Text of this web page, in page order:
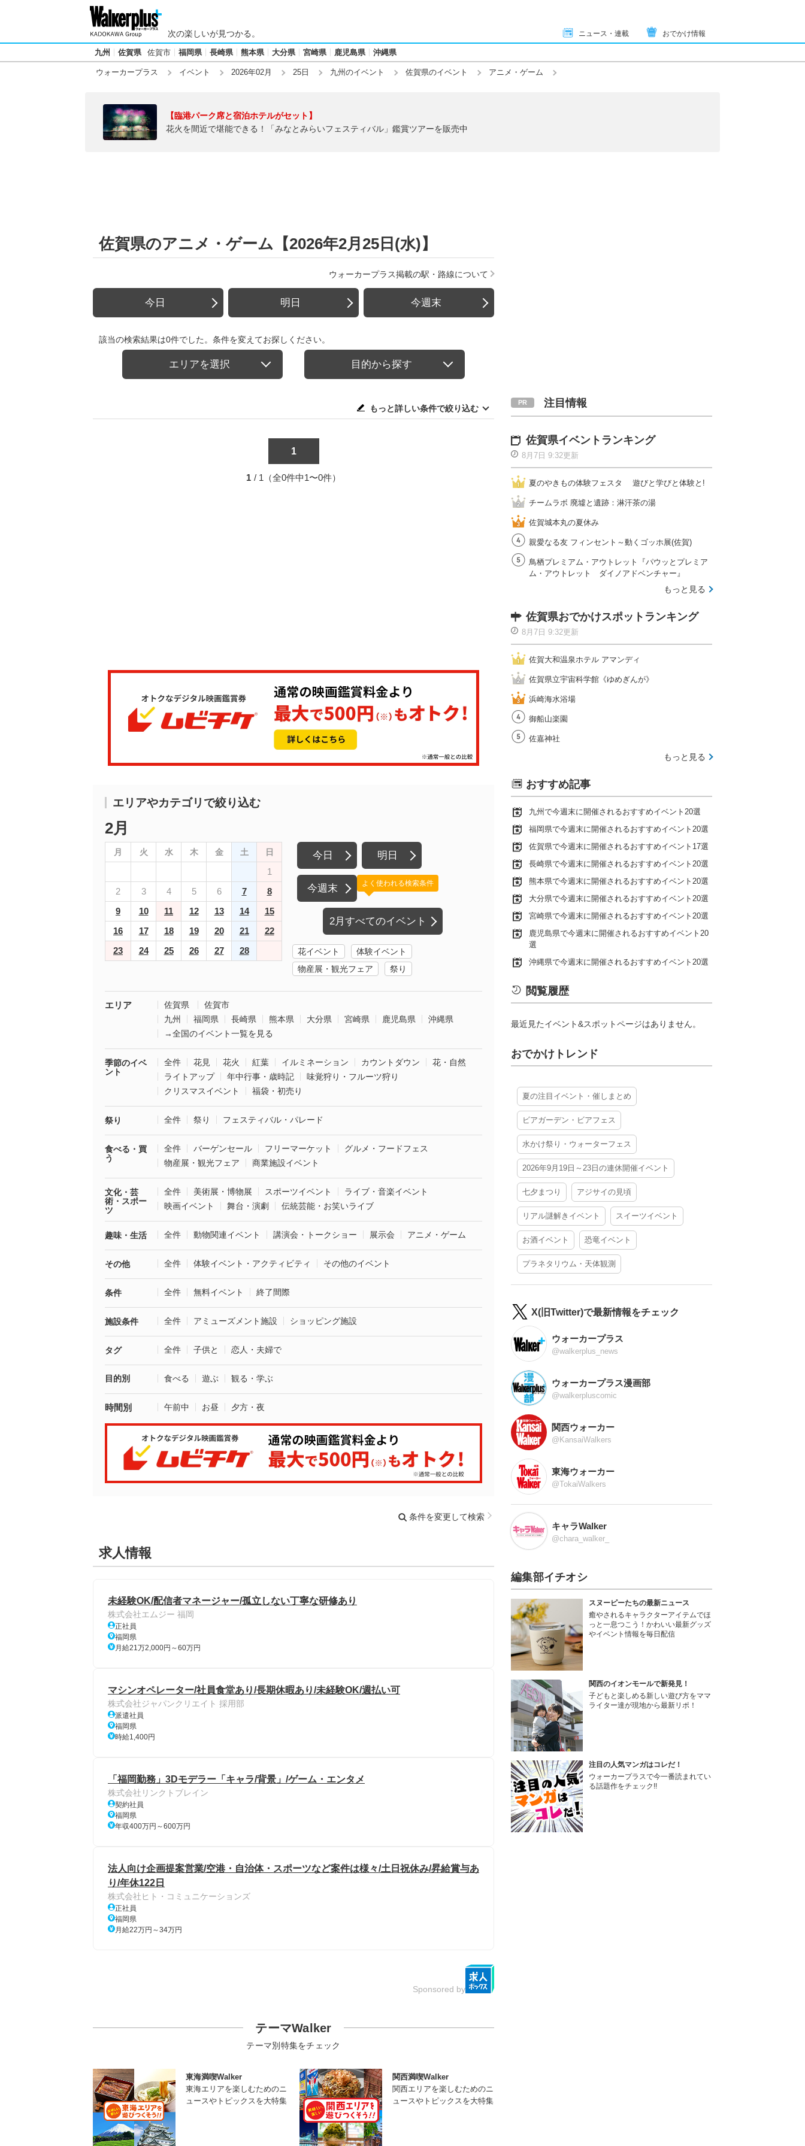
次の楽しいが見つかる。 ニュース・連載 おでかけ情報
九州 佐賀県 佐賀市 福岡県 長崎県 熊本県 大分県 宮崎県 鹿児島県 沖縄県
ウォーカープラス イベント 2026年02月 25日 九州のイベント 佐賀県のイベント アニメ・ゲーム
【臨港パーク席と宿泊ホテルがセット】
花火を間近で堪能できる！「みなとみらいフェスティバル」鑑賞ツアーを販売中
佐賀県のアニメ・ゲーム【2026年2月25日(水)】
ウォーカープラス掲載の駅・路線について
今日 明日 今週末
該当の検索結果は0件でした。条件を変えてお探しください。
エリアを選択 目的から探す
もっと詳しい条件で絞り込む
1
1 / 1（全0件中1〜0件）
エリアやカテゴリで絞り込む
2月
月 火 水 木 金 土 日
1
2
3 4 5 6 7
8
9
10 11 12 13 14
15
16
17 18 19 20 21
22
23
24 25 26 27 28
今日 明日
今週末
2月すべてのイベント
よく使われる検索条件
花イベント
体験イベント
物産展・観光フェア
祭り
エリア 佐賀県
佐賀市
九州
福岡県 長崎県 熊本県 大分県 宮崎県 鹿児島県
沖縄県
→全国のイベント一覧を見る
季節のイベ
ント
全件 花見 花火 紅葉 イルミネーション カウントダウン
花・自然
ライトアップ
年中行事・歳時記
味覚狩り・フルーツ狩り
クリスマスイベント
福袋・初売り
祭り 全件 祭り フェスティバル・パレード
食べる・買
う
全件 バーゲンセール フリーマーケット
グルメ・フードフェス
物産展・観光フェア
商業施設イベント
文化・芸
術・スポー
ツ
全件 美術展・博物展 スポーツイベント
ライブ・音楽イベント
映画イベント
舞台・演劇 伝統芸能・お笑いライブ
趣味・生活 全件 動物関連イベント 講演会・トークショー 展示会 アニメ・ゲーム
その他 全件 体験イベント・アクティビティ その他のイベント
条件 全件 無料イベント 終了間際
施設条件 全件 アミューズメント施設 ショッピング施設
タグ 全件 子供と 恋人・夫婦で
目的別 食べる 遊ぶ 観る・学ぶ
時間別 午前中 お昼 夕方・夜
条件を変更して検索
求人情報
未経験OK/配信者マネージャー/孤立しない丁寧な研修あり
株式会社エムジー 福岡
正社員
福岡県
月給21万2,000円～60万円
マシンオペレーター/社員食堂あり/長期休暇あり/未経験OK/週払い可
株式会社ジャパンクリエイト 採用部
派遣社員
福岡県
時給1,400円
「福岡勤務」3Dモデラー「キャラ/背景」/ゲーム・エンタメ
株式会社リンクトブレイン
契約社員
福岡県
年収400万円～600万円
法人向け企画提案営業/空港・自治体・スポーツなど案件は様々/土日祝休み/昇給賞与あ
り/年休122日
株式会社ヒト・コミュニケーションズ
正社員
福岡県
月給22万円～34万円
Sponsored by
テーマWalker
テーマ別特集をチェック
東海満喫Walker
東海エリアを楽しむためのニ
ュースやトピックスを大特集
関西満喫Walker
関西エリアを楽しむためのニ
ュースやトピックスを大特集
注目情報
佐賀県イベントランキング
8月7日 9:32更新
夏のやきもの体験フェスタ 遊びと学びと体験と!
チームラボ 廃墟と遺跡：淋汗茶の湯
佐賀城本丸の夏休み
親愛なる友 フィンセント～動くゴッホ展(佐賀)
鳥栖プレミアム・アウトレット『パウッとプレミア
ム・アウトレット ダイノアドベンチャー』
もっと見る
佐賀県おでかけスポットランキング
8月7日 9:32更新
佐賀大和温泉ホテル アマンディ
佐賀県立宇宙科学館《ゆめぎんが》
浜崎海水浴場
御船山楽園
佐嘉神社
もっと見る
おすすめ記事
九州で今週末に開催されるおすすめイベント20選
福岡県で今週末に開催されるおすすめイベント20選
佐賀県で今週末に開催されるおすすめイベント17選
長崎県で今週末に開催されるおすすめイベント20選
熊本県で今週末に開催されるおすすめイベント20選
大分県で今週末に開催されるおすすめイベント20選
宮崎県で今週末に開催されるおすすめイベント20選
鹿児島県で今週末に開催されるおすすめイベント20
選
沖縄県で今週末に開催されるおすすめイベント20選
閲覧履歴
最近見たイベント&スポットページはありません。
おでかけトレンド
夏の注目イベント・催しまとめ
ビアガーデン・ビアフェス
水かけ祭り・ウォーターフェス
2026年9月19日～23日の連休開催イベント
七夕まつり アジサイの見頃
リアル謎解きイベント スイーツイベント
お酒イベント 恐竜イベント
プラネタリウム・天体観測
X(旧Twitter)で最新情報をチェック
ウォーカープラス
@walkerplus_news
ウォーカープラス漫画部
@walkerpluscomic
関西ウォーカー
@KansaiWalkers
東海ウォーカー
@TokaiWalkers
キャラWalker
@chara_walker_
編集部イチオシ
スヌーピーたちの最新ニュース
癒やされるキャラクターアイテムでほ
っと一息つこう！かわいい最新グッズ
やイベント情報を毎日配信
関西のイオンモールで新発見！
子どもと楽しめる新しい遊び方をママ
ライター達が現地から最新リポ！
注目の人気マンガはコレだ！
ウォーカープラスで今一番読まれてい
る話題作をチェック!!